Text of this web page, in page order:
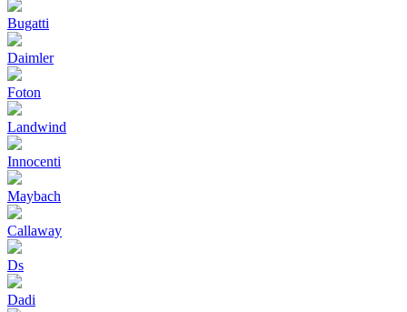
Bugatti
Daimler
Foton
Landwind
Innocenti
Maybach
Callaway
Ds
Dadi